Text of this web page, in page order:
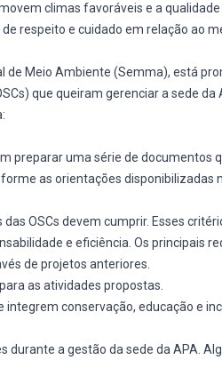
climas favoráveis e a qualidade
respeito e cuidado em relação ao
de Meio Ambiente (Semma), está
que queiram gerenciar a sede da
preparar uma série de documentos
as orientações disponibilizadas
OSCs devem cumprir. Esses
e eficiência. Os principais
de projetos anteriores.
as atividades propostas.
integrem conservação, educação e
durante a gestão da sede da APA.